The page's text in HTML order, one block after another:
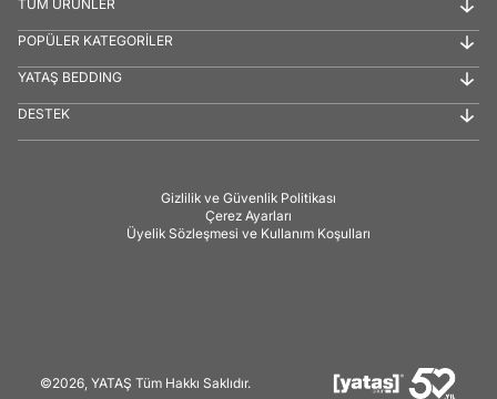
TÜM ÜRÜNLER
POPÜLER KATEGORİLER
YATAŞ BEDDING
DESTEK
Gizlilik ve Güvenlik Politikası
Çerez Ayarları
Üyelik Sözleşmesi ve Kullanım Koşulları
©2026, YATAŞ Tüm Hakkı Saklıdır.